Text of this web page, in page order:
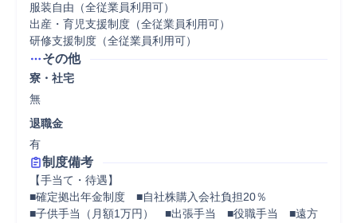
服装自由（全従業員利用可）
出産・育児支援制度（全従業員利用可）
研修支援制度（全従業員利用可）
その他
寮・社宅
無
退職金
有
制度備考
【手当て・待遇】
■確定拠出年金制度　■自社株購入会社負担20％
■子供手当（月額1万円）　■出張手当　■役職手当　■遠方